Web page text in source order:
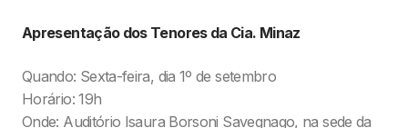
Apresentação dos Tenores da Cia. Minaz
Quando: Sexta-feira, dia 1º de setembro
Horário: 19h
Onde: Auditório Isaura Borsoni Savegnago, na sede da